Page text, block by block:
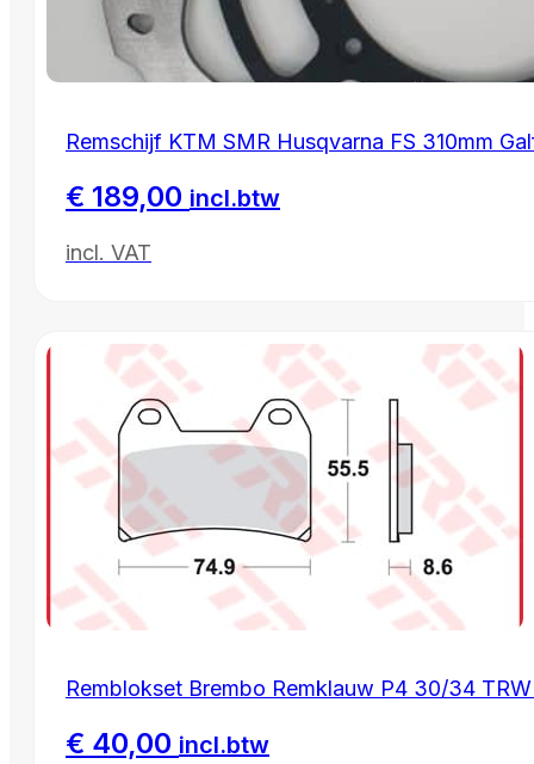
Remschijf KTM SMR Husqvarna FS 310mm
€ 189,00 incl.btw
incl. VAT
Remblokset Brembo Remklauw P4 30/34
€ 40,00 incl.btw